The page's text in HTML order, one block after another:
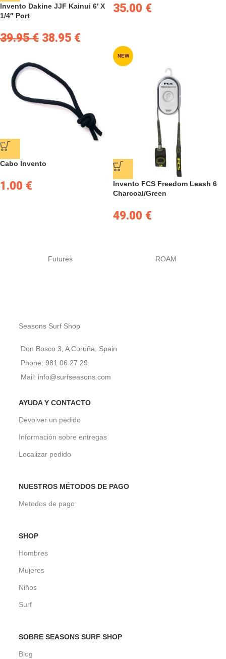
Invento Dakine JJF Kainui 6′ X
1/4″ Port
39.95€ 38.95 €
35.00 €
Cabo Invento
1.00 €
NEW
Invento FCS Freedom Leash 6
Charcoal/Green
49.00 €
Futures ROAM
Seasons Surf Shop
Don Bosco 3, A Coruña, Spain
Phone: 981 06 27 29
Mail: info@surfseasons.com
AYUDA Y CONTACTO
Devolver un pedido
Información sobre entregas
Localizar pedido
NUESTROS MÉTODOS DE PAGO
Metodos de pago
SHOP
Hombres
Mujeres
Niños
Surf
SOBRE SEASONS SURF SHOP
Blog